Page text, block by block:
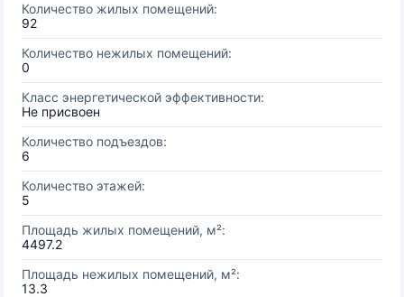
Количество жилых помещений:
92
Количество нежилых помещений:
0
Класс энергетической эффективности:
Не присвоен
Количество подъездов:
6
Количество этажей:
5
Площадь жилых помещений, м²:
4497.2
Площадь нежилых помещений, м²:
13.3